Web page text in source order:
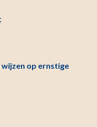
op ernstige